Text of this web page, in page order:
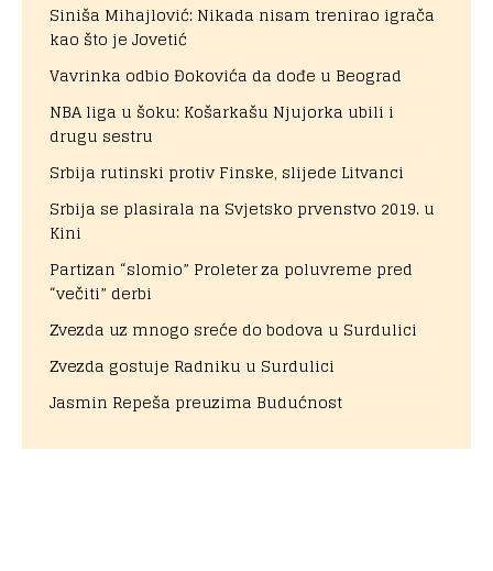
Siniša Mihajlović: Nikada nisam trenirao igrača
kao što je Jovetić
Vavrinka odbio Đokovića da dođe u Beograd
NBA liga u šoku: Košarkašu Njujorka ubili i
drugu sestru
Srbija rutinski protiv Finske, slijede Litvanci
Srbija se plasirala na Svjetsko prvenstvo 2019. u
Kini
Partizan “slomio” Proleter za poluvreme pred
“večiti” derbi
Zvezda uz mnogo sreće do bodova u Surdulici
Zvezda gostuje Radniku u Surdulici
Jasmin Repeša preuzima Budućnost